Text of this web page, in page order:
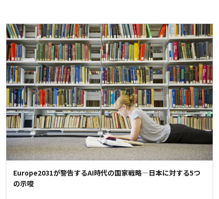
Europe2031が警告するAI時代の国家戦略―日本に対する5つ
の示唆